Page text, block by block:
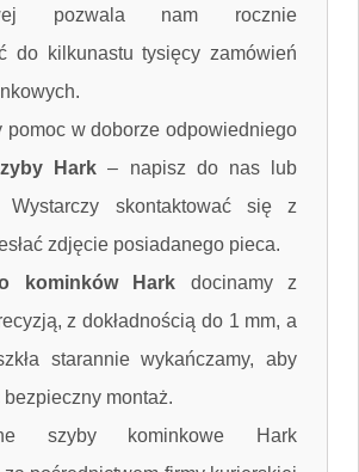
pozwala nam rocznie
do kilkunastu tysięcy zamówień
pomoc w doborze odpowiedniego
Hark – napisz do naslub
Wystarczy skontaktować się z
zdjęcie posiadanego pieca.
kominków Hark docinamy z
z dokładnością do 1 mm, a
starannie wykańczamy, aby
montaż.
szyby kominkowe Hark